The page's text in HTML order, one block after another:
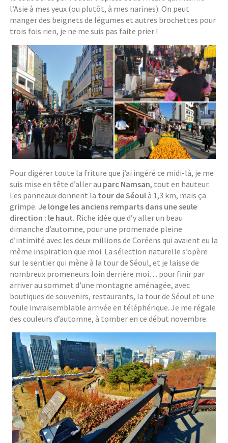
l’Asie à mes yeux (ou plutôt, à mes narines). On peut
manger des beignets de légumes et autres brochettes pour
trois fois rien, je ne me suis pas faite prier !
Pour digérer toute la friture que j’ai ingéré ce midi-là, je me
suis mise en tête d’aller au parc Namsan, tout en hauteur.
Les panneaux donnent la tour de Séoulà 1,3 km, mais ça
grimpe. Je longe les anciens remparts dans une seule
direction : le haut. Riche idée que d’y aller un beau
dimanche d’automne, pour une promenade pleine
d’intimité avec les deux millions de Coréens qui avaient eu la
même inspiration que moi. La sélection naturelle s’opère
sur le sentier qui mène à la tour de Séoul, et je laisse de
nombreux promeneurs loin derrière moi… pour finir par
arriver au sommet d’une montagne aménagée, avec
boutiques de souvenirs, restaurants, la tour de Séoul et une
foule invraisemblable arrivée en téléphérique. Je me régale
des couleurs d’automne, à tomber en ce début novembre.